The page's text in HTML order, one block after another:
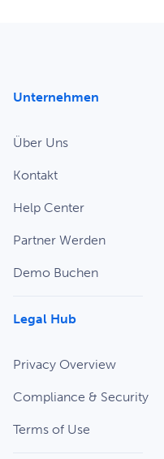
Unternehmen
Über Uns
Kontakt
Help Center
Partner Werden
Demo Buchen
Legal Hub
Privacy Overview
Compliance & Security
Terms of Use